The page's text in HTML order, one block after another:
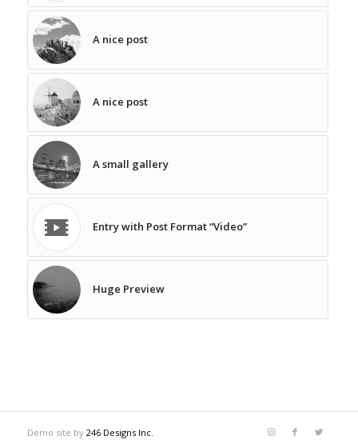
A nice post
A nice post
A small gallery
Entry with Post Format “Video”
Huge Preview
Demo site by 246 Designs Inc.